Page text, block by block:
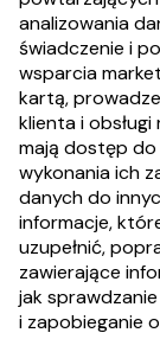
analizowania
świadczenie i
wsparcia
kartą,
klienta i
mają dostęp
wykonania ich
danych do
informacje,
uzupełnić,
zawierające
jak
i zapobieganie